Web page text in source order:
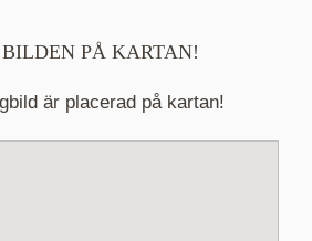
PÅ KARTAN!
är placerad på kartan!